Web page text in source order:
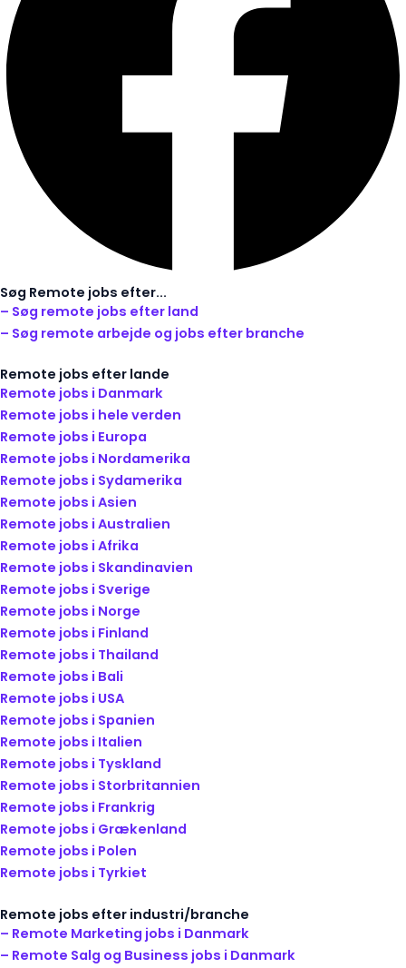
Søg Remote jobs efter...
– Søg remote jobs efter land
– Søg remote arbejde og jobs efter branche
Remote jobs efter lande
Remote jobs i Danmark
Remote jobs i hele verden
Remote jobs i Europa
Remote jobs i Nordamerika
Remote jobs i Sydamerika
Remote jobs i Asien
Remote jobs i Australien
Remote jobs i Afrika
Remote jobs i Skandinavien
Remote jobs i Sverige
Remote jobs i Norge
Remote jobs i Finland
Remote jobs i Thailand
Remote jobs i Bali
Remote jobs i USA
Remote jobs i Spanien
Remote jobs i Italien
Remote jobs i Tyskland
Remote jobs i Storbritannien
Remote jobs i Frankrig
Remote jobs i Grækenland
Remote jobs i Polen
Remote jobs i Tyrkiet
Remote jobs efter industri/branche
– Remote Marketing jobs i Danmark
– Remote Salg og Business jobs i Danmark